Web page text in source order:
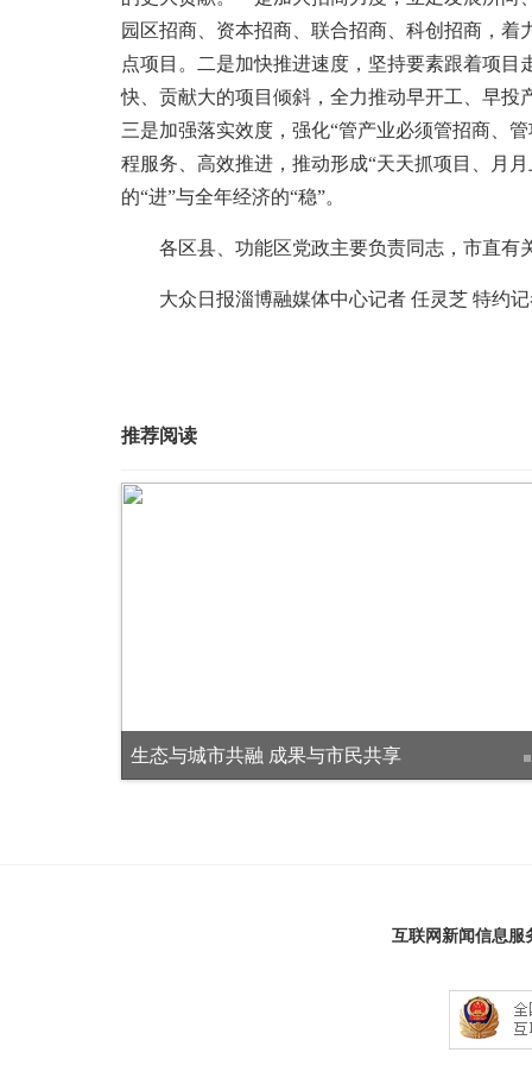
园区招商、资本招商、联合招商、科创招商，
点项目。二是加快推进速度，坚持要素跟着项
快、贡献大的项目倾斜，全力推动早开工、早
三是加强落实效度，强化“管产业必须管招商、
程服务、高效推进，推动形成“天天抓项目、月
的“进”与全年经济的“稳”。
各区县、功能区党政主要负责同志，市直有
大众日报淄博融媒体中心记者 任灵芝 特约记
推荐阅读
生态与城市共融 成果与市民共享
互联网新闻信息服